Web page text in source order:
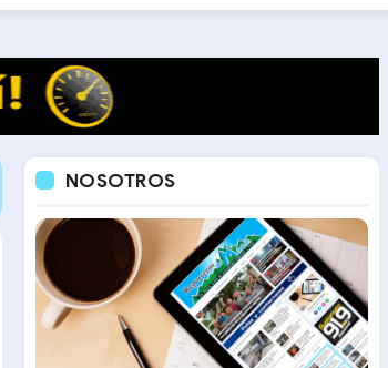
NOSOTROS